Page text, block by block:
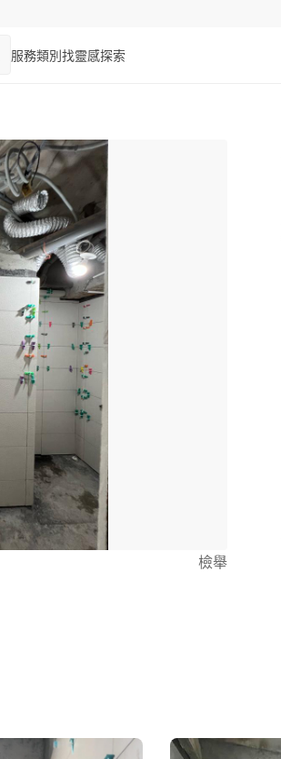
服務類別 找靈感探索
檢舉